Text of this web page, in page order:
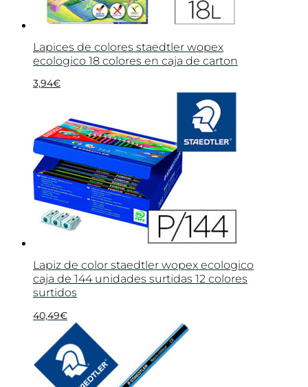
Lapices de colores staedtler wopex
ecologico 18 colores en caja de carton
3,94€
Lapiz de color staedtler wopex ecologico
caja de 144 unidades surtidas 12 colores
surtidos
40,49€